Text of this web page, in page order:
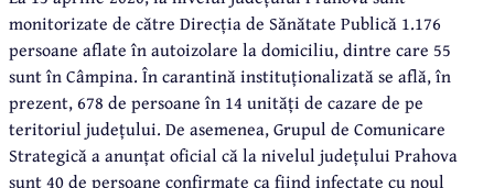
monitorizate de către Direcția de Sănătate Publică 1.176
persoane aflate în autoizolare la domiciliu, dintre care 55
sunt în Câmpina. În carantină instituționalizată se află, în
prezent, 678 de persoane în 14 unități de cazare de pe
teritoriul județului. De asemenea, Grupul de Comunicare
Strategică a anunțat oficial că la nivelul județului Prahova
sunt 40 de persoane confirmate ca fiind infectate cu noul